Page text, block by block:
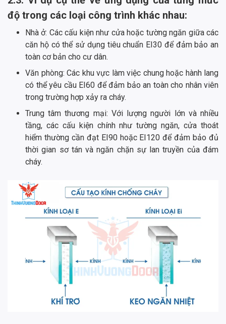
độ trong các loại công trình khác nhau:
Nhà ở: Các cấu kiện như cửa hoặc tường ngăn giữa các
căn hộ có thể sử dụng tiêu chuẩn EI30 để đảm bảo an
toàn cơ bản cho cư dân.
Văn phòng: Các khu vực làm việc chung hoặc hành lang
có thể yêu cầu EI60 để đảm bảo an toàn cho nhân viên
trong trường hợp xảy ra cháy.
Trung tâm thương mại: Với lượng người lớn và nhiều
tầng, các cấu kiện chính như tường ngăn, cửa thoát
hiểm thường cần đạt EI90 hoặc EI120 để đảm bảo đủ
thời gian sơ tán và ngăn chặn sự lan truyền của đám
cháy.